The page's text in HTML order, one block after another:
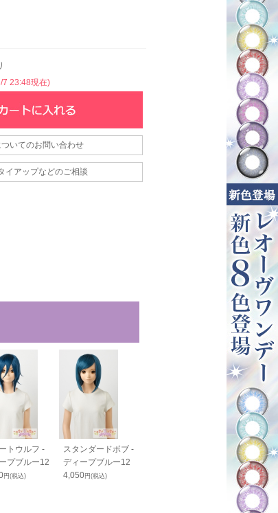
7 23:48現在)
ついてのお問い合わせ
イアップなどのご相談
トウルフ -
プブルー12
円(税込)
スタンダードボブ -
ディープブルー12
4,050円(税込)
PRO 分け目
- ディープブ
1,800円(税込)